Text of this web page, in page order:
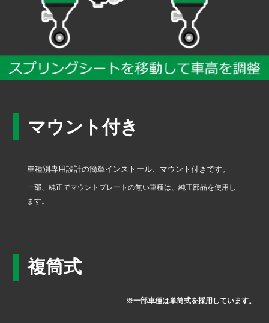
マウント付き
車種別専用設計の簡単インストール、マウント付きです。
一部、純正でマウントプレートの無い車種は、純正部品を使用し
ます。
複筒式
※一部車種は単筒式を採用しています。